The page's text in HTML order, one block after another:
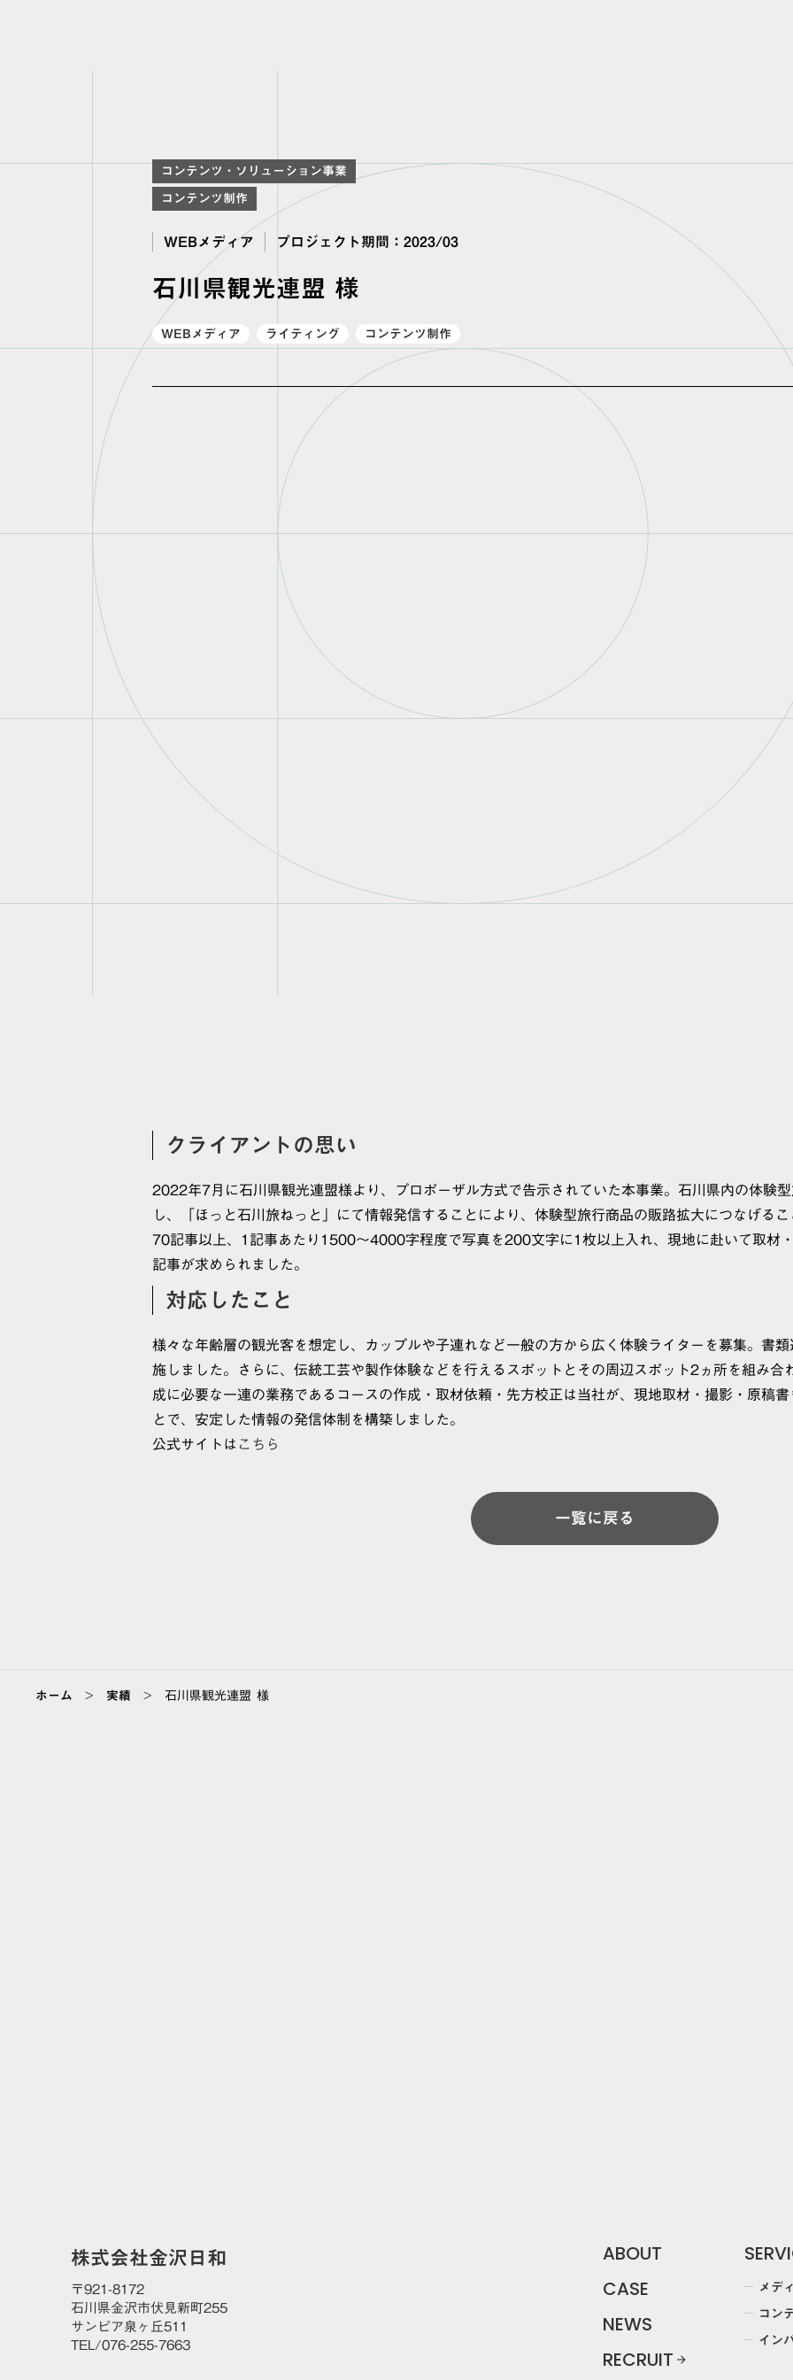
コンテンツ・ソリューション事業
コンテンツ制作
WEBメディア プロジェクト期間：2023/03
石川県観光連盟 様
WEBメディア ライティング コンテンツ制作
クライアントの思い
2022年7月に石川県観光連盟様より、プロポーザル方式で告示されていた本事業。石川県内の体験
し、「ほっと石川旅ねっと」にて情報発信することにより、体験型旅行商品の販路拡大につなげる
70記事以上、1記事あたり1500〜4000字程度で写真を200文字に1枚以上入れ、現地に赴いて取材
記事が求められました。
対応したこと
様々な年齢層の観光客を想定し、カップルや子連れなど一般の方から広く体験ライターを募集。書
施しました。さらに、伝統工芸や製作体験などを行えるスポットとその周辺スポット2ヵ所を組み
成に必要な一連の業務であるコースの作成・取材依頼・先方校正は当社が、現地取材・撮影・原稿
とで、安定した情報の発信体制を構築しました。
公式サイトはこちら
一覧に戻る
ホーム > 実績 > 石川県観光連盟 様
株式会社金沢日和
〒921-8172
石川県金沢市伏見新町255
サンピア泉ヶ丘511
TEL/076-255-7663
ABOUT
CASE
NEWS
RECRUIT arrow_forward
メデ
コン
イン